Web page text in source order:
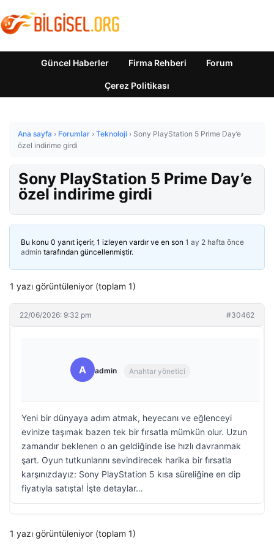
Güncel Haberler Firma Rehberi Forum
Çerez Politikası
Ana sayfa › Forumlar › Teknoloji › Sony PlayStation 5 Prime Day’e
özel indirime girdi
Sony PlayStation 5 Prime Day’e
özel indirime girdi
Bu konu 0 yanıt içerir, 1 izleyen vardır ve en son 1 ay 2 hafta önce
admin tarafından güncellenmiştir.
1 yazı görüntüleniyor (toplam 1)
22/06/2026: 9:32 pm #30462
A admin Anahtar yönetici
Yeni bir dünyaya adım atmak, heyecanı ve eğlenceyi
evinize taşımak bazen tek bir fırsatla mümkün olur. Uzun
zamandır beklenen o an geldiğinde ise hızlı davranmak
şart. Oyun tutkunlarını sevindirecek harika bir fırsatla
karşınızdayız: Sony PlayStation 5 kısa süreliğine en dip
fiyatıyla satışta! İşte detaylar…
1 yazı görüntüleniyor (toplam 1)